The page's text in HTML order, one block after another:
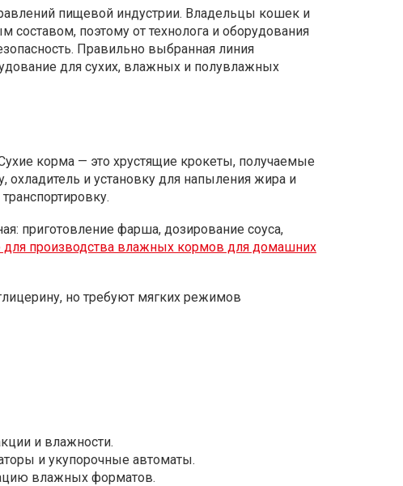
пищевой индустрии. Владельцы кошек и
поэтому от технолога и оборудования
Правильно выбранная линия
для сухих, влажных и полувлажных
корма — это хрустящие крокеты, получаемые
и установку для напыления жира и
приготовление фарша, дозирование соуса,
для производства влажных кормов для домашних
но требуют мягких режимов
и влажности.
и укупорочные автоматы.
влажных форматов.